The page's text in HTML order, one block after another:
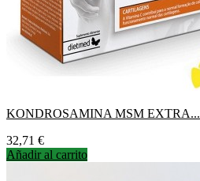
KONDROSAMINA MSM EXTRA...
Precio
32,71 €
Añadir al carrito